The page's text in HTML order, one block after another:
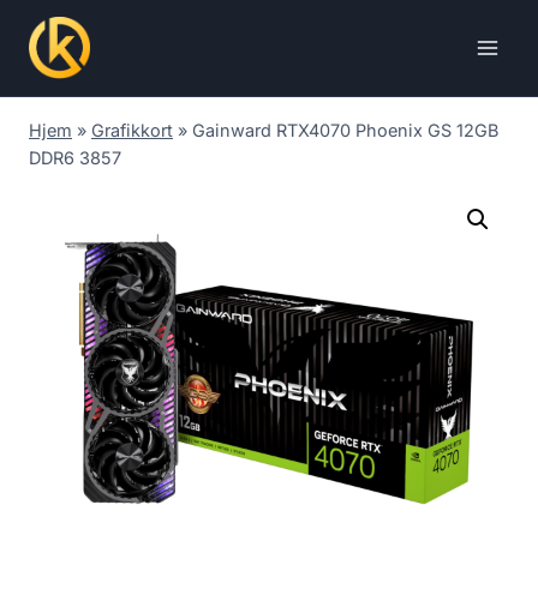
content
Hjem » Grafikkort » Gainward RTX4070 Phoenix GS 12GB
DDR6 3857